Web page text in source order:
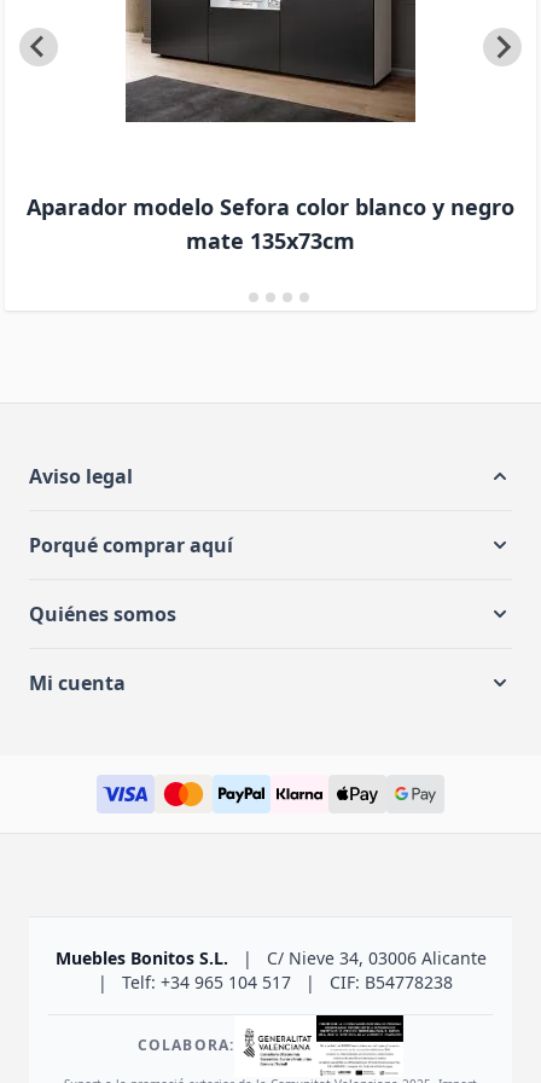
Aparador modelo Sefora color blanco y negro
mate 135x73cm
Aviso legal
Porqué comprar aquí
Quiénes somos
Mi cuenta
Muebles Bonitos S.L. |
C/ Nieve 34, 03006 Alicante
|
Telf: +34 965 104 517 | CIF: B54778238
COLABORA: